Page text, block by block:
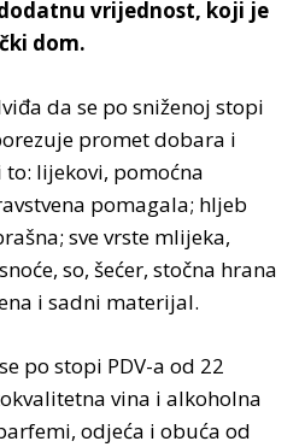
vrijednost, koji je
dom.
da se po sniženoj stopi
promet dobara i
lijekovi, pomoćna
pomagala; hljeb
sve vrste mlijeka,
so, šećer, stočna hrana
i sadni materijal.
po stopi PDV-a od 22
vina i alkoholna
odjeća i obuća od